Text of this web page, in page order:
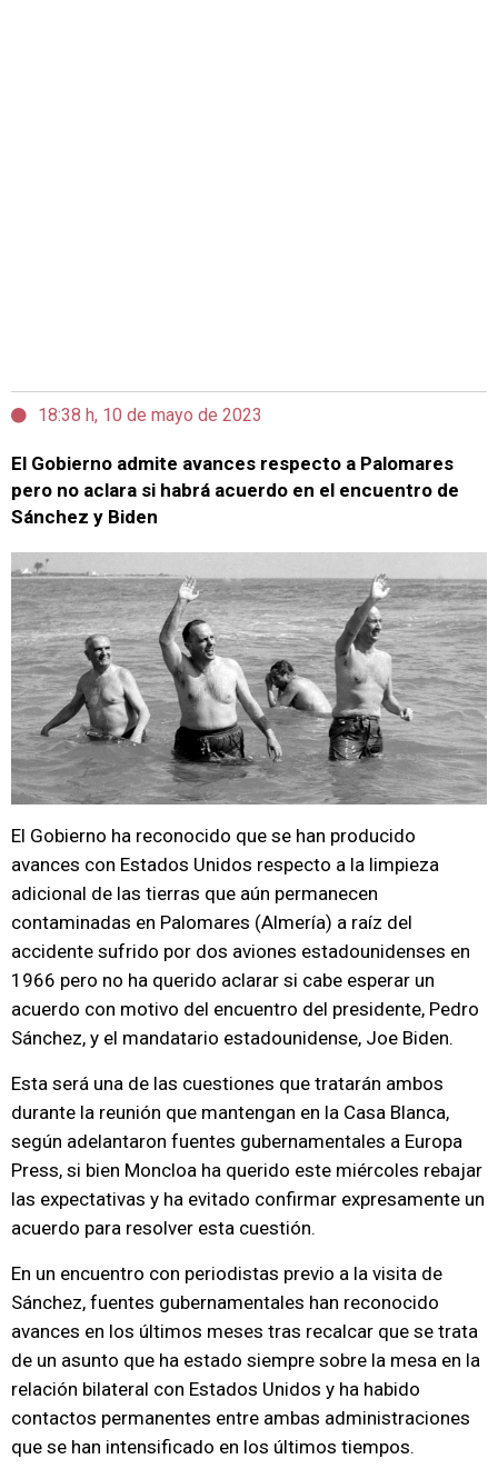
18:38 h, 10 de mayo de 2023
El Gobierno admite avances respecto a Palomares
pero no aclara si habrá acuerdo en el encuentro de
Sánchez y Biden
El Gobierno ha reconocido que se han producido
avances con Estados Unidos respecto a la limpieza
adicional de las tierras que aún permanecen
contaminadas en Palomares (Almería) a raíz del
accidente sufrido por dos aviones estadounidenses en
1966 pero no ha querido aclarar si cabe esperar un
acuerdo con motivo del encuentro del presidente, Pedro
Sánchez, y el mandatario estadounidense, Joe Biden.
Esta será una de las cuestiones que tratarán ambos
durante la reunión que mantengan en la Casa Blanca,
según adelantaron fuentes gubernamentales a Europa
Press, si bien Moncloa ha querido este miércoles rebajar
las expectativas y ha evitado confirmar expresamente un
acuerdo para resolver esta cuestión.
En un encuentro con periodistas previo a la visita de
Sánchez, fuentes gubernamentales han reconocido
avances en los últimos meses tras recalcar que se trata
de un asunto que ha estado siempre sobre la mesa en la
relación bilateral con Estados Unidos y ha habido
contactos permanentes entre ambas administraciones
que se han intensificado en los últimos tiempos.